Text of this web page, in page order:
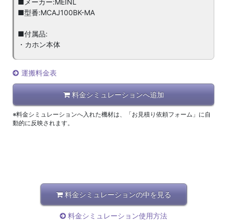
■メーカー:MEINL
■型番:MCAJ100BK-MA
■付属品:
・カホン本体
運搬料金表
料金シミュレーションへ追加
※料金シミュレーションへ入れた機材は、「お見積り依頼フォーム」に自
動的に反映されます。
料金シミュレーションの中を見る
料金シミュレーション使用方法